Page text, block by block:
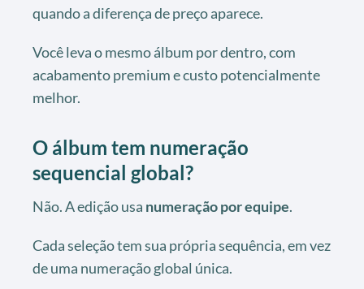
quando a diferença de preço aparece.
Você leva o mesmo álbum por dentro, com
acabamento premium e custo potencialmente
melhor.
O álbum tem numeração
sequencial global?
Não. A edição usa numeração por equipe.
Cada seleção tem sua própria sequência, em vez
de uma numeração global única.